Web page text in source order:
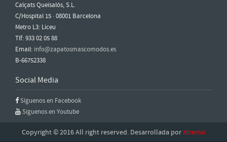
Calçats Queisalós, S.L.
C/Hospital 15 · 08001 Barcelona
Metro L3: Liceu
Tlf: 933 02 05 88
Email: info@zapatosmascomodos.es
B-66752338
Social Media
Síguenos en Facebook
Síguenos en Youtube
Copyright © 2016 All right reserved. Desarrollada porXtremis